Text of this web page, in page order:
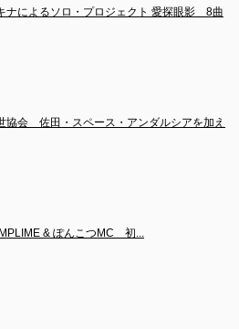
ナによるソロ・プロジェクト 愛探眼影　8曲
協会　佐田・スペース・アンダルシアを加え
& ぽんこつMC　初...